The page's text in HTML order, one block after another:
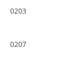
0203
0207